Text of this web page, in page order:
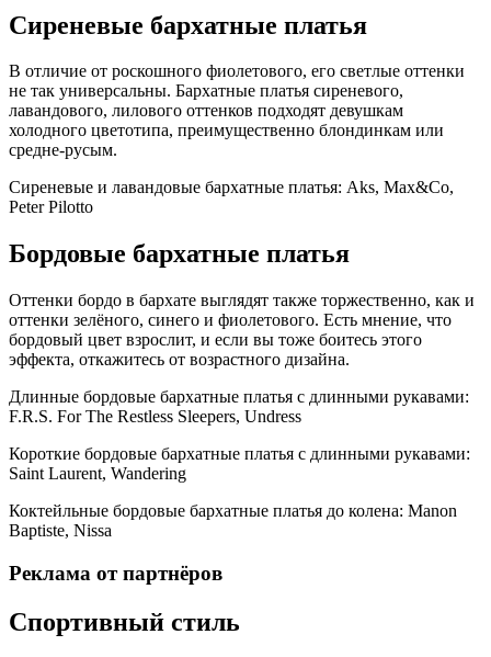
Сиреневые бархатные платья
В отличие от роскошного фиолетового, его светлые оттенки
не так универсальны. Бархатные платья сиреневого,
лавандового, лилового оттенков подходят девушкам
холодного цветотипа, преимущественно блондинкам или
средне-русым.
Сиреневые и лавандовые бархатные платья: Aks, Max&Co,
Peter Pilotto
Бордовые бархатные платья
Оттенки бордо в бархате выглядят также торжественно, как и
оттенки зелёного, синего и фиолетового. Есть мнение, что
бордовый цвет взрослит, и если вы тоже боитесь этого
эффекта, откажитесь от возрастного дизайна.
Длинные бордовые бархатные платья с длинными рукавами:
F.R.S. For The Restless Sleepers, Undress
Короткие бордовые бархатные платья с длинными рукавами:
Saint Laurent, Wandering
Коктейльные бордовые бархатные платья до колена: Manon
Baptiste, Nissa
Реклама от партнёров
Спортивный стиль